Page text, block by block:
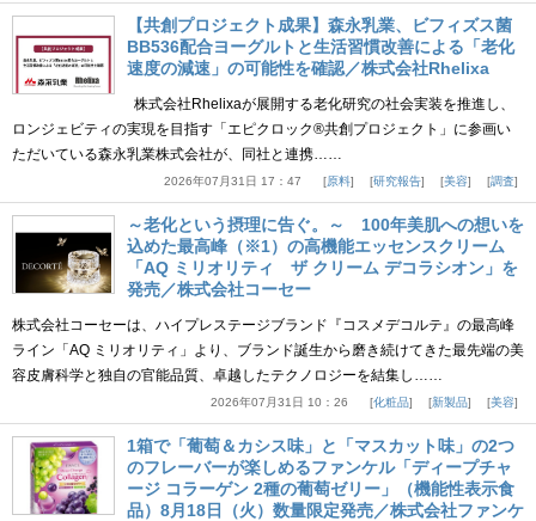
【共創プロジェクト成果】森永乳業、ビフィズス菌
BB536配合ヨーグルトと生活習慣改善による「老化
速度の減速」の可能性を確認／株式会社Rhelixa
株式会社Rhelixaが展開する老化研究の社会実装を推進し、
ロンジェビティの実現を目指す「エピクロック®共創プロジェクト」に参画い
ただいている森永乳業株式会社が、同社と連携……
2026年07月31日 17：47 原料 研究報告 美容 調査
～老化という摂理に告ぐ。～ 100年美肌への想いを
込めた最高峰（※1）の高機能エッセンスクリーム
「AQ ミリオリティ ザ クリーム デコラシオン」を
発売／株式会社コーセー
株式会社コーセーは、ハイプレステージブランド『コスメデコルテ』の最高峰
ライン「AQ ミリオリティ」より、ブランド誕生から磨き続けてきた最先端の美
容皮膚科学と独自の官能品質、卓越したテクノロジーを結集し……
2026年07月31日 10：26 化粧品 新製品 美容
1箱で「葡萄＆カシス味」と「マスカット味」の2つ
のフレーバーが楽しめるファンケル「ディープチャ
ージ コラーゲン 2種の葡萄ゼリー」（機能性表示食
品）8月18日（火）数量限定発売／株式会社ファンケ